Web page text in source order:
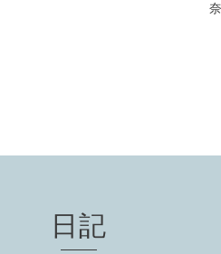
日記